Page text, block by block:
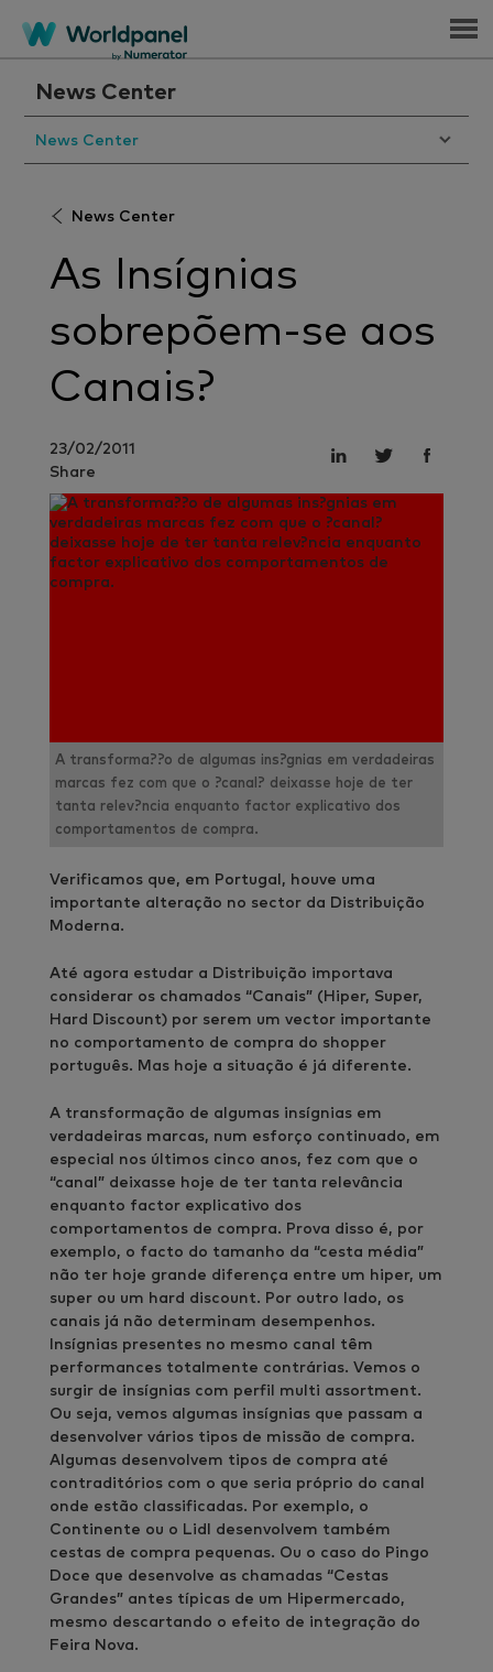
Menu
News Center
News Center
News Center
As Insígnias
sobrepõem-se aos
Canais?
23/02/2011
Share
A transforma??o de algumas ins?gnias em verdadeiras
marcas fez com que o ?canal? deixasse hoje de ter
tanta relev?ncia enquanto factor explicativo dos
comportamentos de compra.
Verificamos que, em Portugal, houve uma
importante alteração no sector da Distribuição
Moderna.
Até agora estudar a Distribuição importava
considerar os chamados “Canais” (Hiper, Super,
Hard Discount) por serem um vector importante
no comportamento de compra do shopper
português. Mas hoje a situação é já diferente.
A transformação de algumas insígnias em
verdadeiras marcas, num esforço continuado, em
especial nos últimos cinco anos, fez com que o
“canal” deixasse hoje de ter tanta relevância
enquanto factor explicativo dos
comportamentos de compra. Prova disso é, por
exemplo, o facto do tamanho da “cesta média”
não ter hoje grande diferença entre um hiper, um
super ou um hard discount. Por outro lado, os
canais já não determinam desempenhos.
Insígnias presentes no mesmo canal têm
performances totalmente contrárias. Vemos o
surgir de insígnias com perfil multi assortment.
Ou seja, vemos algumas insígnias que passam a
desenvolver vários tipos de missão de compra.
Algumas desenvolvem tipos de compra até
contraditórios com o que seria próprio do canal
onde estão classificadas. Por exemplo, o
Continente ou o Lidl desenvolvem também
cestas de compra pequenas. Ou o caso do Pingo
Doce que desenvolve as chamadas “Cestas
Grandes” antes típicas de um Hipermercado,
mesmo descartando o efeito de integração do
Feira Nova.